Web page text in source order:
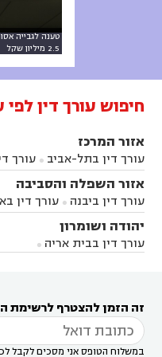
טענה לגבייה
2.5 מיליון שקל
חיפוש עורך דין לפי
אזור המרכז
עורך דין בתל-אביב  עורך
ברק עורך דין בפתח תקווה
עורך דין ברחובות עורך דין
במודיעין
עורך דין
דין בקרית אונו
אונו
עורך דין בבת ים
דין בשוהם 
אזור השפלה והסביבה
עורך דין ביבנה  עורך דין
עורך דין בראשון לציון
בבאר יעקב
עורך דין בגדרהיהודה ושומרון
עורך דין בבית אריה 
זה הזמן להצטרף לרשימת
במשלוח הטופס אני מסכים לקבל